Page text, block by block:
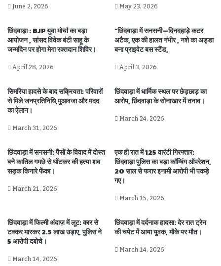
June 2, 2026 May 23, 2026
छिंदवाड़ा : BJP युवा मोर्चा का बड़ा
आयोजन , सांसद विवेक बंटी साहू के
जन्मदिन पर होगा मेगा रक्तदान शिविर।
April 28, 2026
“छिंदवाड़ा में सनसनी—दिनदहाड़े कटर
अटैक, एक की हालत गंभीर , नशे का अड्डा
बना प्राइवेट बस स्टैंड,
April 3, 2026
सिमरिया हादसे के बाद सक्रियता: परिवारों
से मिले जनप्रतिनिधि,मुआवजा और मदद
का ऐलान।
March 31, 2026
छिंदवाड़ा में धार्मिक स्थल पर छेड़छाड़ का
आरोप, छिंदवाड़ा के सोनाखार में तनाव।
March 24, 2026
छिंदवाड़ा में सनसनी: पैसों के विवाद में दोस्त
बने कातिल गमछे से घोंटकर की हत्या शव
सड़क किनारे फेंका।
March 21, 2026
एक ही रात में 125 वारंटी गिरफ्तार:
छिंदवाड़ा पुलिस का बड़ा कॉम्बिंग ऑपरेशन,
20 साल से फरार इनामी आरोपी भी पकड़े
गए।
March 15, 2026
छिंदवाड़ा में फिल्मी अंदाज़ में लूट: कार से
टक्कर मारकर 2.5 लाख उड़ाए, पुलिस ने
5 आरोपी दबोचे।
March 14, 2026
छिंदवाड़ा में दर्दनाक हादसा: देर रात ट्रेन
की चपेट में आया युवक, मौके पर मौत।
March 14, 2026